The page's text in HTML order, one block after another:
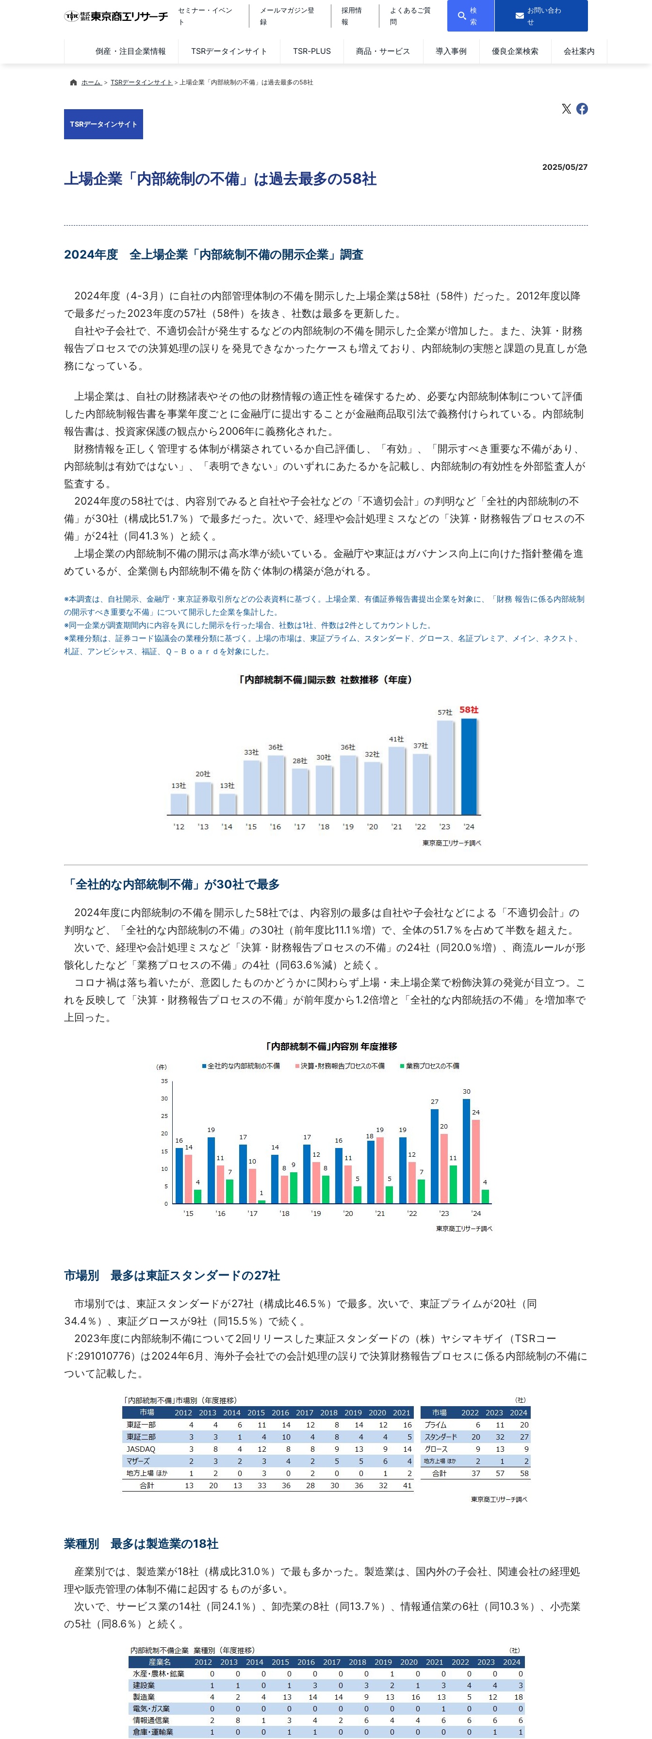
セミナー・イベン
ト
メールマガジン登
録
採用情
報
よくあるご質
問
検
索
お問い合わ
せ
倒産・注目企業情報 TSRデータインサイト TSR-PLUS 商品・サービス 導入事例 優良企業検索 会社案内
ホーム TSRデータインサイト 上場企業「内部統制の不備」は過去最多の58社
TSRデータインサイト
上場企業「内部統制の不備」は過去最多の58社
2025/05/27
2024年度 全上場企業「内部統制不備の開示企業」調査
2024年度（4-3月）に自社の内部管理体制の不備を開示した上場企業は58社（58件）だった。2012年度以降
で最多だった2023年度の57社（58件）を抜き、社数は最多を更新した。
自社や子会社で、不適切会計が発生するなどの内部統制の不備を開示した企業が増加した。また、決算・財務
報告プロセスでの決算処理の誤りを発見できなかったケースも増えており、内部統制の実態と課題の見直しが急
務になっている。
上場企業は、自社の財務諸表やその他の財務情報の適正性を確保するため、必要な内部統制体制について評価
した内部統制報告書を事業年度ごとに金融庁に提出することが金融商品取引法で義務付けられている。内部統制
報告書は、投資家保護の観点から2006年に義務化された。
財務情報を正しく管理する体制が構築されているか自己評価し、「有効」、「開示すべき重要な不備があり、
内部統制は有効ではない」、「表明できない」のいずれにあたるかを記載し、内部統制の有効性を外部監査人が
監査する。
2024年度の58社では、内容別でみると自社や子会社などの「不適切会計」の判明など「全社的内部統制の不
備」が30社（構成比51.7％）で最多だった。次いで、経理や会計処理ミスなどの「決算・財務報告プロセスの不
備」が24社（同41.3％）と続く。
上場企業の内部統制不備の開示は高水準が続いている。金融庁や東証はガバナンス向上に向けた指針整備を進
めているが、企業側も内部統制不備を防ぐ体制の構築が急がれる。
※本調査は、自社開示、金融庁・東京証券取引所などの公表資料に基づく。上場企業、有価証券報告書提出企業を対象に、「財務 報告に係る内部統制
の開示すべき重要な不備」について開示した企業を集計した。
※同一企業が調査期間内に内容を異にした開示を行った場合、社数は1社、件数は2件としてカウントした。
※業種分類は、証券コード協議会の業種分類に基づく。上場の市場は、東証プライム、スタンダード、グロース、名証プレミア、メイン、ネクスト、
札証、アンビシャス、福証、Ｑ－Ｂｏａｒｄを対象にした。
「全社的な内部統制不備」が30社で最多
2024年度に内部統制の不備を開示した58社では、内容別の最多は自社や子会社などによる「不適切会計」の
判明など、「全社的な内部統制の不備」の30社（前年度比11.1％増）で、全体の51.7％を占めて半数を超えた。
次いで、経理や会計処理ミスなど「決算・財務報告プロセスの不備」の24社（同20.0％増）、商流ルールが形
骸化したなど「業務プロセスの不備」の4社（同63.6％減）と続く。
コロナ禍は落ち着いたが、意図したものかどうかに関わらず上場・未上場企業で粉飾決算の発覚が目立つ。こ
れを反映して「決算・財務報告プロセスの不備」が前年度から1.2倍増と「全社的な内部統括の不備」を増加率で
上回った。
市場別 最多は東証スタンダードの27社
市場別では、東証スタンダードが27社（構成比46.5％）で最多。次いで、東証プライムが20社（同
34.4％）、東証グロースが9社（同15.5％）で続く。
2023年度に内部統制不備について2回リリースした東証スタンダードの（株）ヤシマキザイ（TSRコー
ド:291010776）は2024年6月、海外子会社での会計処理の誤りで決算財務報告プロセスに係る内部統制の不備に
ついて記載した。
業種別 最多は製造業の18社
産業別では、製造業が18社（構成比31.0％）で最も多かった。製造業は、国内外の子会社、関連会社の経理処
理や販売管理の体制不備に起因するものが多い。
次いで、サービス業の14社（同24.1％）、卸売業の8社（同13.7％）、情報通信業の6社（同10.3％）、小売業
の5社（同8.6％）と続く。